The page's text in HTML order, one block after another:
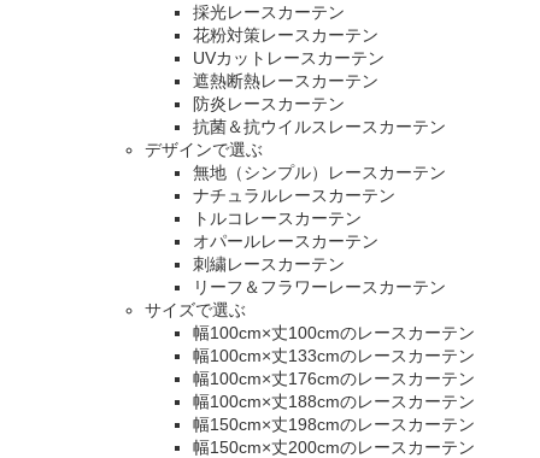
採光レースカーテン
花粉対策レースカーテン
UVカットレースカーテン
遮熱断熱レースカーテン
防炎レースカーテン
抗菌＆抗ウイルスレースカーテン
デザインで選ぶ
無地（シンプル）レースカーテン
ナチュラルレースカーテン
トルコレースカーテン
オパールレースカーテン
刺繍レースカーテン
リーフ＆フラワーレースカーテン
サイズで選ぶ
幅100cm×丈100cmのレースカーテン
幅100cm×丈133cmのレースカーテン
幅100cm×丈176cmのレースカーテン
幅100cm×丈188cmのレースカーテン
幅150cm×丈198cmのレースカーテン
幅150cm×丈200cmのレースカーテン